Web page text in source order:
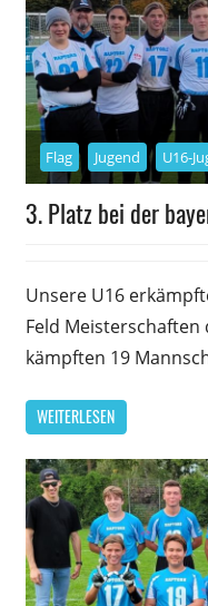
Flag Jugend U16-
3. Platz bei der
Unsere U16
Feld Meisterschaften
kämpften 19
WEITERLESEN